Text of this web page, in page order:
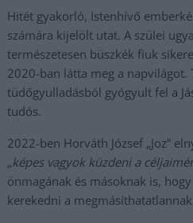
Hitét gyakorló, Istenhívő
számára kijelölt utat. A szülei
természetesen büszkék fiuk
2020-ban látta meg a napvilágot.
tüdőgyulladásból gyógyult fel a
tudós.
2022-ben Horváth József „Joz”
„képes vagyok küzdeni a
önmagának és másoknak is,
kerekedni a